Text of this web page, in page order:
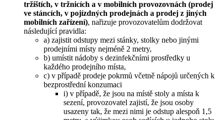
tržištích, v tržnicích a v mobilních provozovnách (prodej
ve stáncích, v pojízdných prodejnách a prodej z jiných
mobilních zařízení), nařizuje provozovatelům dodržovat
následující pravidla:
a) zajistit odstupy mezi stánky, stolky nebo jinými
prodejními místy nejméně 2 metry,
b) umístit nádoby s dezinfekčními prostředky u
každého prodejního místa,
c) v případě prodeje pokrmů včetně nápojů určených k
bezprostřední konzumaci
i) v případě, že jsou na místě stoly a místa k
sezení, provozovatel zajistí, že jsou osoby
usazeny tak, že mezi nimi je odstup alespoň 1,5